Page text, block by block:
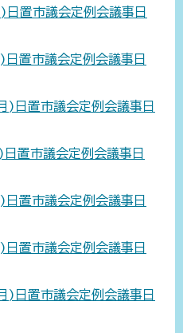
置市議会定例会議事日
置市議会定例会議事日
置市議会定例会議事日
置市議会定例会議事日
置市議会定例会議事日
置市議会定例会議事日
置市議会定例会議事日